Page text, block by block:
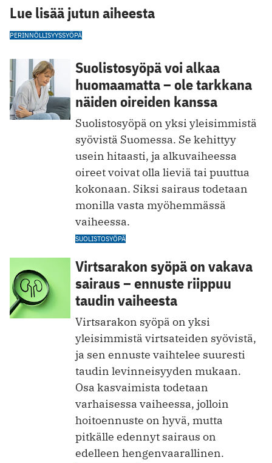
Lue lisää jutun aiheesta
PERINNÖLLISYYSSYÖPÄ
Suolistosyöpä voi alkaa
huomaamatta – ole tarkkana
näiden oireiden kanssa
Suolistosyöpä on yksi yleisimmistä
syövistä Suomessa. Se kehittyy
usein hitaasti, ja alkuvaiheessa
oireet voivat olla lieviä tai puuttua
kokonaan. Siksi sairaus todetaan
monilla vasta myöhemmässä
vaiheessa.
SUOLISTOSYÖPÄ
Virtsarakon syöpä on vakava
sairaus – ennuste riippuu
taudin vaiheesta
Virtsarakon syöpä on yksi
yleisimmistä virtsateiden syövistä,
ja sen ennuste vaihtelee suuresti
taudin levinneisyyden mukaan.
Osa kasvaimista todetaan
varhaisessa vaiheessa, jolloin
hoitoennuste on hyvä, mutta
pitkälle edennyt sairaus on
edelleen hengenvaarallinen.